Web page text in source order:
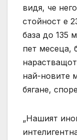
видя, че
стойност е
база до 135
пет месеца,
най-новите
бягане,
„Нашият